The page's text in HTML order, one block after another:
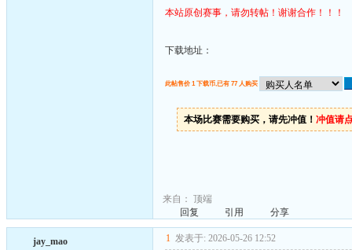
本站原创赛事，请勿转帖！谢谢合作！！！
下载地址：
此帖售价 1 下载币,已有 77 人购买
本场比赛需要购买，请先冲值！ 冲值请
来自： 顶端
回复
引用 分享
jay_mao
1 发表于: 2026-05-26 12:52